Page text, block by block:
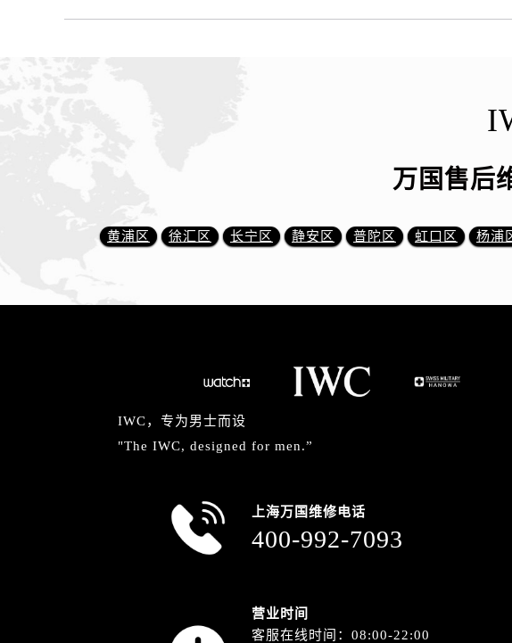
万国售后
黄浦区 徐汇区 长宁区 静安区 普陀区 虹口区 杨浦
IWC，专为男士而设
"The IWC, designed for men.”
上海万国维修电话
400-992-7093
营业时间
客服在线时间：08:00-22:00